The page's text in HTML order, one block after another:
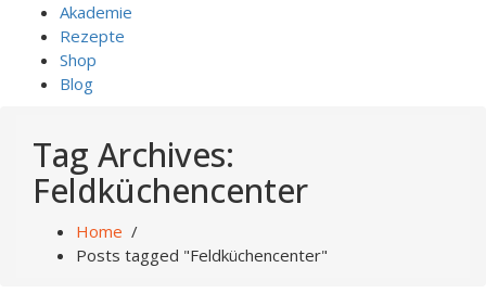
Akademie
Rezepte
Shop
Blog
Tag Archives:
Feldküchencenter
Home /
Posts tagged "Feldküchencenter"